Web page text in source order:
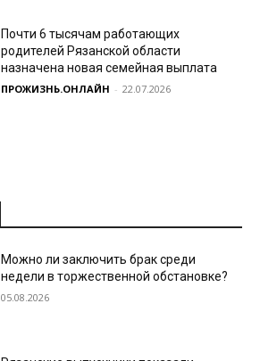
Почти 6 тысячам работающих
родителей Рязанской области
назначена новая семейная выплата
ПРОЖИЗНЬ.ОНЛАЙН - 22.07.2026
Можно ли заключить брак среди
недели в торжественной обстановке?
05.08.2026